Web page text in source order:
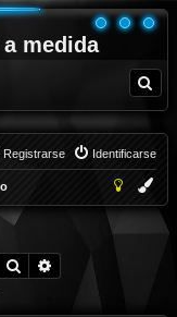
medida
u
Identificarse
Registrarse
Buscar